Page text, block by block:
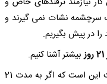
سرچشمه نشات نمی گیرند و
در پیش بگیریم.
بیشتر آشنا کنیم.
یک اصل کلی که بر رفتار انسان ها حاکم است این است که اگر به مدت 21